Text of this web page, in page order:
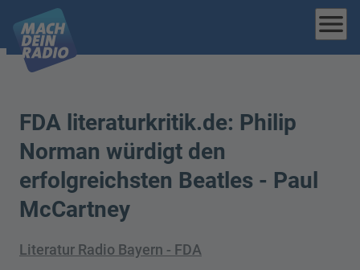
menu
FDA literaturkritik.de: Philip
Norman würdigt den
erfolgreichsten Beatles - Paul
McCartney
Literatur Radio Bayern - FDA